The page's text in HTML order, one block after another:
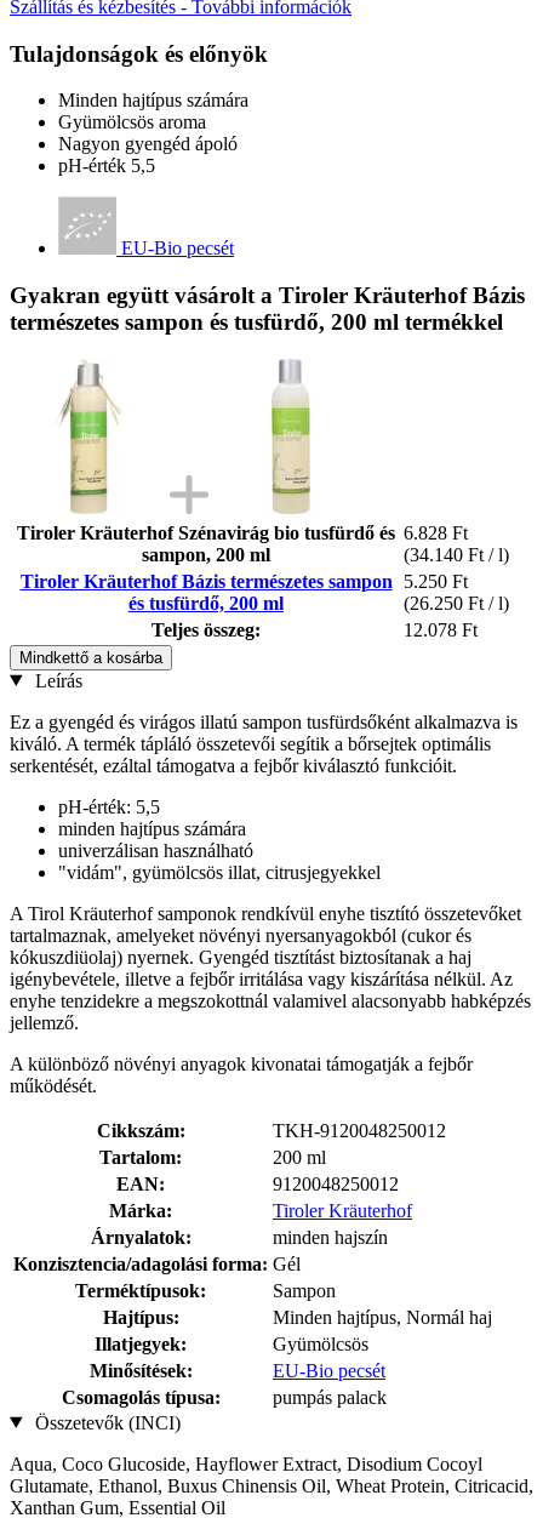
Szállítás és kézbesítés - További információk
Tulajdonságok és előnyök
Minden hajtípus számára
Gyümölcsös aroma
Nagyon gyengéd ápoló
pH-érték 5,5
EU-Bio pecsét
Gyakran együtt vásárolt a Tiroler Kräuterhof Bázis
természetes sampon és tusfürdő, 200 ml termékkel
Tiroler Kräuterhof Szénavirág bio tusfürdő és
sampon, 200 ml
6.828 Ft
(34.140 Ft / l)
Tiroler Kräuterhof Bázis természetes sampon
és tusfürdő, 200 ml
5.250 Ft
(26.250 Ft / l)
Teljes összeg:
12.078 Ft
Mindkettő a kosárba
Leírás
Ez a gyengéd és virágos illatú sampon tusfürdsőként alkalmazva is
kiváló. A termék tápláló összetevői segítik a bőrsejtek optimális
serkentését, ezáltal támogatva a fejbőr kiválasztó funkcióit.
pH-érték: 5,5
minden hajtípus számára
univerzálisan használható
"vidám", gyümölcsös illat, citrusjegyekkel
A Tirol Kräuterhof samponok rendkívül enyhe tisztító összetevőket
tartalmaznak, amelyeket növényi nyersanyagokból (cukor és
kókuszdiüolaj) nyernek. Gyengéd tisztítást biztosítanak a haj
igénybevétele, illetve a fejbőr irritálása vagy kiszárítása nélkül. Az
enyhe tenzidekre a megszokottnál valamivel alacsonyabb habképzés
jellemző.
A különböző növényi anyagok kivonatai támogatják a fejbőr
működését.
Cikkszám:
TKH-9120048250012
Tartalom:
200 ml
EAN:
9120048250012
Márka:
Tiroler Kräuterhof
Árnyalatok:
minden hajszín
Konzisztencia/adagolási forma: Gél
Terméktípusok:
Sampon
Hajtípus:
Minden hajtípus, Normál haj
Illatjegyek:
Gyümölcsös
Minősítések:
EU-Bio pecsét
Csomagolás típusa:
pumpás palack
Összetevők (INCI)
Aqua, Coco Glucoside, Hayflower Extract, Disodium Cocoyl
Glutamate, Ethanol, Buxus Chinensis Oil, Wheat Protein, Citricacid,
Xanthan Gum, Essential Oil